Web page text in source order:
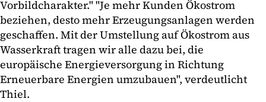
Vorbildcharakter." "Je mehr Kunden Ökostrom
beziehen, desto mehr Erzeugungsanlagen werden
geschaffen. Mit der Umstellung auf Ökostrom aus
Wasserkraft tragen wir alle dazu bei, die
europäische Energieversorgung in Richtung
Erneuerbare Energien umzubauen", verdeutlicht
Thiel.